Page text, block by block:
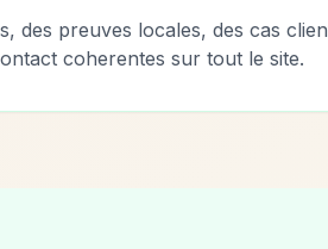
des preuves locales, des cas
coherentes sur tout le site.